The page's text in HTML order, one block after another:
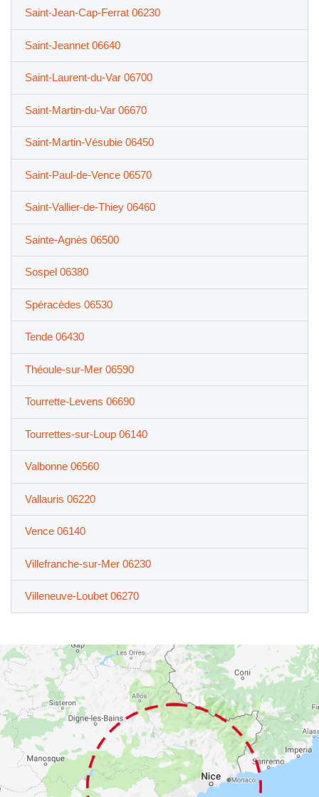
Saint-Jean-Cap-Ferrat 06230
Saint-Jeannet 06640
Saint-Laurent-du-Var 06700
Saint-Martin-du-Var 06670
Saint-Martin-Vésubie 06450
Saint-Paul-de-Vence 06570
Saint-Vallier-de-Thiey 06460
Sainte-Agnès 06500
Sospel 06380
Spéracèdes 06530
Tende 06430
Théoule-sur-Mer 06590
Tourrette-Levens 06690
Tourrettes-sur-Loup 06140
Valbonne 06560
Vallauris 06220
Vence 06140
Villefranche-sur-Mer 06230
Villeneuve-Loubet 06270